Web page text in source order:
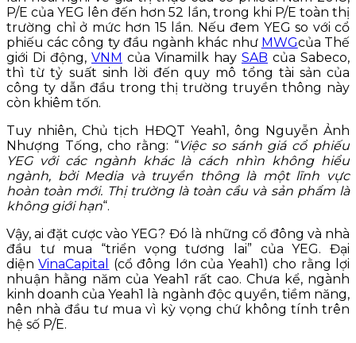
P/E của YEG lên đến hơn 52 lần, trong khi P/E toàn thị
trường chỉ ở mức hơn 15 lần. Nếu đem YEG so với cổ
phiếu các công ty đầu ngành khác như MWGcủa Thế
giới Di động, VNM của Vinamilk hay SAB của Sabeco,
thì từ tỷ suất sinh lời đến quy mô tổng tài sản của
công ty dẫn đầu trong thị trường truyền thông này
còn khiêm tốn.
Tuy nhiên, Chủ tịch HĐQT Yeah1, ông Nguyễn Ảnh
Nhượng Tống, cho rằng: “Việc so sánh giá cổ phiếu
YEG với các ngành khác là cách nhìn không hiểu
ngành, bởi Media và truyền thông là một lĩnh vực
hoàn toàn mới. Thị trường là toàn cầu và sản phẩm là
không giới hạn“.
Vậy, ai đặt cược vào YEG? Đó là những cổ đông và nhà
đầu tư mua “triển vọng tương lai” của YEG. Đại
diệnVinaCapital
(cổ đông lớn của Yeah1) cho rằng lợi
nhuận hằng năm của Yeah1 rất cao. Chưa kể, ngành
kinh doanh của Yeah1 là ngành độc quyền, tiềm năng,
nên nhà đầu tư mua vì kỳ vọng chứ không tính trên
hệ số P/E.